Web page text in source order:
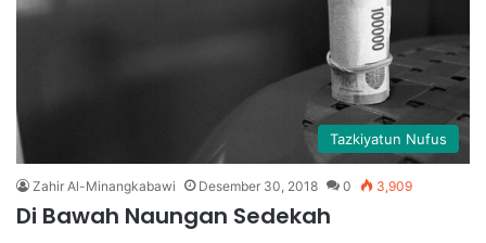
Tazkiyatun Nufus
Zahir Al-Minangkabawi Desember 30, 2018 0 3,909
Di Bawah Naungan Sedekah